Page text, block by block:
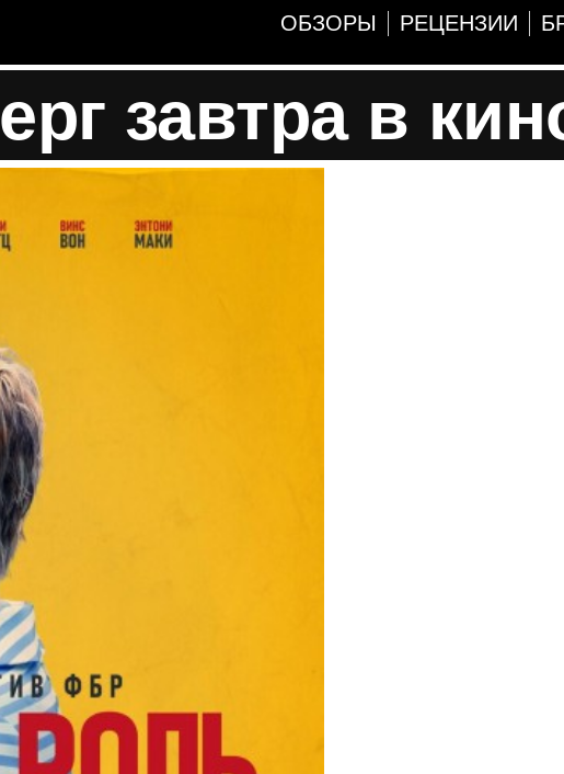
ОБЗОРЫ РЕЦЕНЗИИ
завтра в